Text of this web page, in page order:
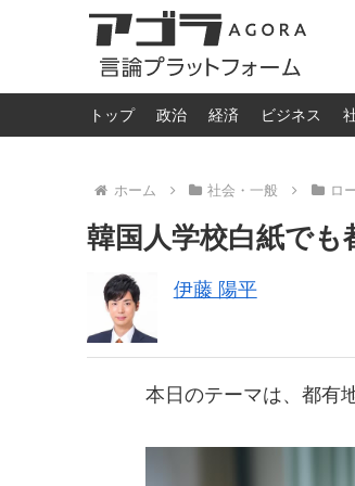
トップ 政治 経済 ビジネス
ホーム 社会・一般 ロ
韓国人学校白紙でも
伊藤 陽平
本日のテーマは、都有